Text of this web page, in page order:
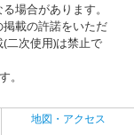
場合があります。
載の許諾をいただ
二次使用)は禁止で
。
地図・アクセス